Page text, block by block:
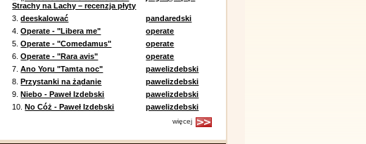
Strachy na Lachy – recenzja płyty
3.deeskalować
pandaredski
4.Operate - "Libera me"
operate
5.Operate - "Comedamus"
operate
6.Operate - "Rara avis"
operate
7.Ano Yoru "Tamta noc"
pawelizdebski
8.Przystanki na żądanie
pawelizdebski
9.Niebo - Paweł Izdebski
pawelizdebski
10.No Cóż - Paweł Izdebski pawelizdebski
więcej